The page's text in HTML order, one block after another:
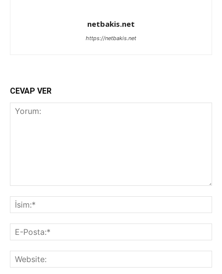
netbakis.net
https://netbakis.net
CEVAP VER